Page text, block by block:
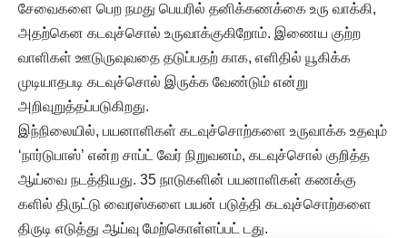
சேவைகளை பெற நமது பெயரில் தனிக்கணக்கை உரு வாக்கி,
அதற்கென கடவுச்சொல் உருவாக்குகிறோம். இணைய குற்ற
வாளிகள் ஊடுருவுவதை தடுப்பதற் காக, எளிதில் யூகிக்க
முடியாதபடி கடவுச்சொல் இருக்க வேண்டும் என்று
அறிவுறுத்தப்படுகிறது.
இந்நிலையில், பயனாளிகள் கடவுச்சொற்களை உருவாக்க உதவும்
‘நார்டுபாஸ்’ என்ற சாப்ட் வேர் நிறுவனம், கடவுச்சொல் குறித்த
ஆய்வை நடத்தியது. 35 நாடுகளின் பயனாளிகள் கணக்கு
களில் திருட்டு வைரஸ்களை பயன் படுத்தி கடவுச்சொற்களை
திருடி எடுத்து ஆய்வு மேற்கொள்ளப்பட் டது.